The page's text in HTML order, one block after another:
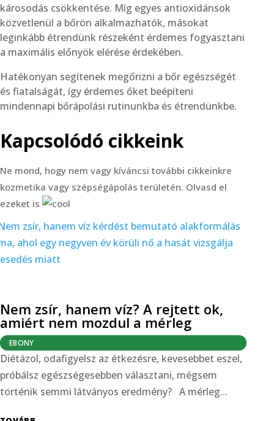
károsodás csökkentése. Míg egyes antioxidánsok
közvetlenül a bőrön alkalmazhatók, másokat
leginkább étrendünk részeként érdemes fogyasztani
a maximális előnyök elérése érdekében.
Hatékonyan segítenek megőrizni a bőr egészségét
és fiatalságát, így érdemes őket beépíteni
mindennapi bőrápolási rutinunkba és étrendünkbe.
Kapcsolódó cikkeink
Ne mond, hogy nem vagy kíváncsi további cikkeinkre
kozmetika vagy szépségápolás területén. Olvasd el
ezeket is
Nem zsír, hanem víz? A rejtett ok,
amiért nem mozdul a mérleg
EBONY
Diétázol, odafigyelsz az étkezésre, kevesebbet eszel,
próbálsz egészségesebben választani, mégsem
történik semmi látványos eredmény? A mérleg...